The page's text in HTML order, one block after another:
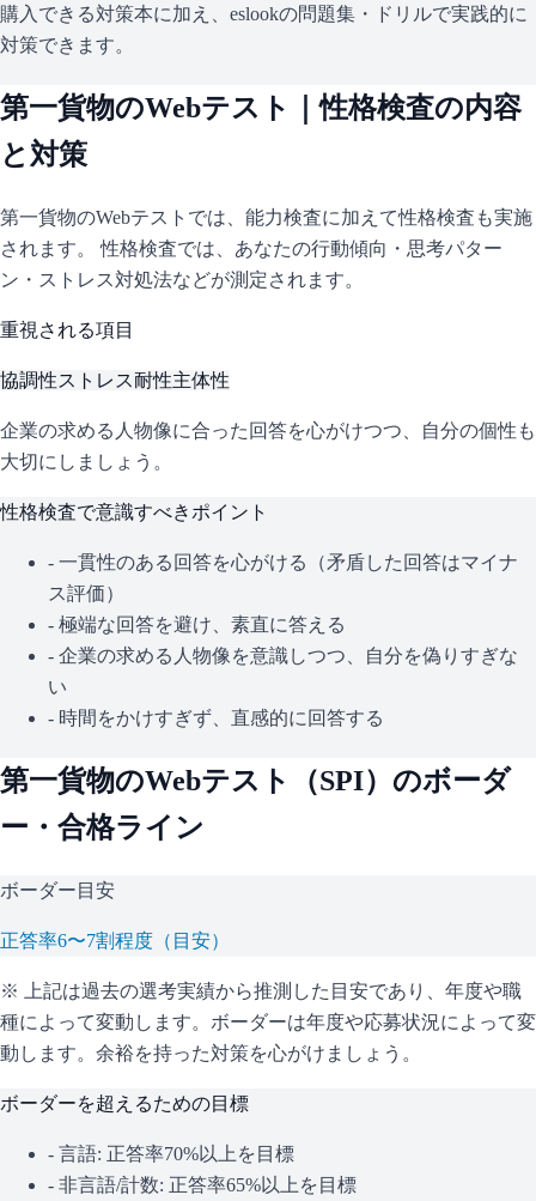
購入できる対策本に加え、eslookの問題集・ドリルで実践的に
対策できます。
第一貨物のWebテスト｜性格検査の内容
と対策
第一貨物のWebテストでは、能力検査に加えて性格検査も実施
されます。 性格検査では、あなたの行動傾向・思考パター
ン・ストレス対処法などが測定されます。
重視される項目
協調性ストレス耐性主体性
企業の求める人物像に合った回答を心がけつつ、自分の個性も
大切にしましょう。
性格検査で意識すべきポイント
- 一貫性のある回答を心がける（矛盾した回答はマイナ
ス評価）
- 極端な回答を避け、素直に答える
- 企業の求める人物像を意識しつつ、自分を偽りすぎな
い
- 時間をかけすぎず、直感的に回答する
第一貨物のWebテスト（SPI）のボーダ
ー・合格ライン
ボーダー目安
正答率6〜7割程度（目安）
※ 上記は過去の選考実績から推測した目安であり、年度や職
種によって変動します。 ボーダーは年度や応募状況によって変
動します。余裕を持った対策を心がけましょう。
ボーダーを超えるための目標
- 言語: 正答率70%以上を目標
- 非言語/計数: 正答率65%以上を目標